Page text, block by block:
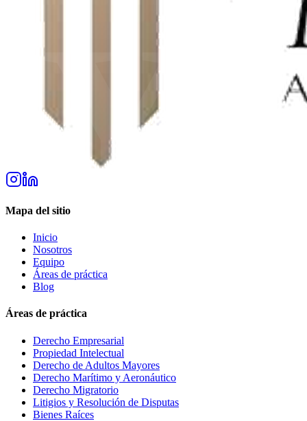
Mapa del sitio
Inicio
Nosotros
Equipo
Áreas de práctica
Blog
Áreas de práctica
Derecho Empresarial
Propiedad Intelectual
Derecho de Adultos Mayores
Derecho Marítimo y Aeronáutico
Derecho Migratorio
Litigios y Resolución de Disputas
Bienes Raíces